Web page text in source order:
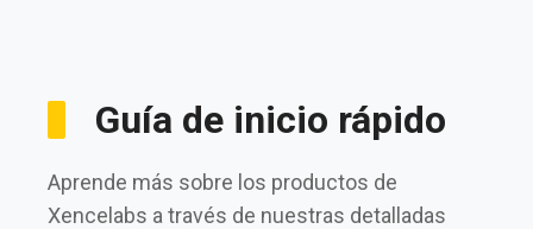
Guía de inicio rápido
Aprende más sobre los productos de
Xencelabs a través de nuestras detalladas